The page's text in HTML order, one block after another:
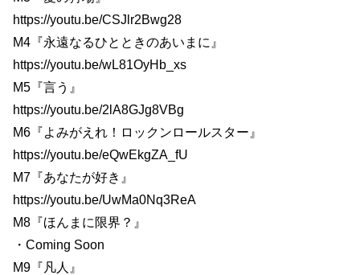
https://youtu.be/CSJlr2Bwg28
M4『永遠なるひとときのあいまに』
https://youtu.be/wL81OyHb_xs
M5『言う』
https://youtu.be/2lA8GJg8VBg
M6『よみがえれ！ロックンロールスター』
https://youtu.be/eQwEkgZA_fU
M7『あなたが好き』
https://youtu.be/UwMa0Nq3ReA
M8『ほんまに限界？』
・Coming Soon
M9『凡人』